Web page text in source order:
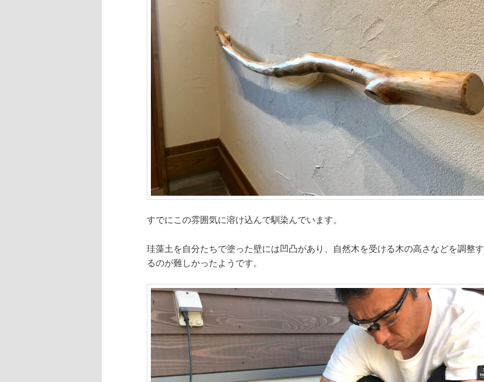
すでにこの雰囲気に溶け込んで馴染んでいます。
珪藻土を自分たちで塗った壁には凹凸があり、自然木を受ける木の高さなどを調整す
るのが難しかったようです。